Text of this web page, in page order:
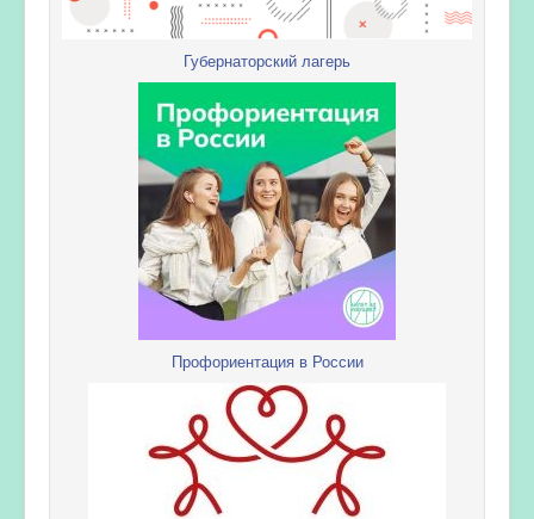
Губернаторский лагерь
Профориентация в России